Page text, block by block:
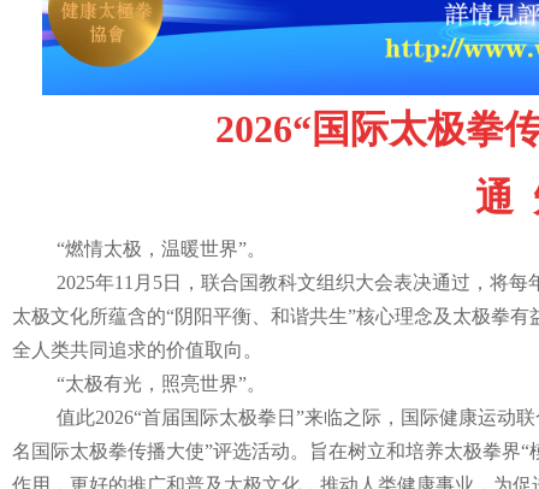
2026“国际太极拳
通
“燃情太极，温暖世界”。
2025年11月5日，联合国教科文组织大会表决通过，将
太极文化所蕴含的“阴阳平衡、和谐共生”核心理念及太极拳
全人类共同追求的价值取向。
“太极有光，照亮世界”。
值此2026“首届国际太极拳日”来临之际，国际健康运动
名国际太极拳传播大使”评选活动。旨在树立和培养太极拳界
作用，更好的推广和普及太极文化，推动人类健康事业，为